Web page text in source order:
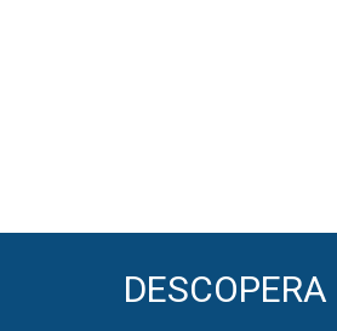
DESCOPERA